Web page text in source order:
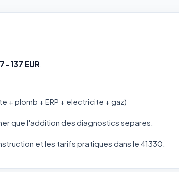
137 EUR
+ plomb + ERP + electricite + gaz)
que l'addition des diagnostics separes.
et les tarifs pratiques dans le 41330.